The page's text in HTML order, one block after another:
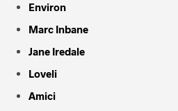
Environ
Marc Inbane
Jane Iredale
Loveli
Amici